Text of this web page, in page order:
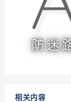
相关内容